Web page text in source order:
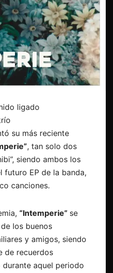
ligado
su más reciente
, tan solo dos
siendo ambos los
futuro EP de la banda,
canciones.
“Intemperie” se
los buenos
y amigos, siendo
de recuerdos
aquel periodo